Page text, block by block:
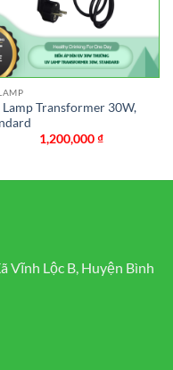
Lamp Transformer 30W,
1,200,000₫
Vĩnh Lộc B, Huyện Bình